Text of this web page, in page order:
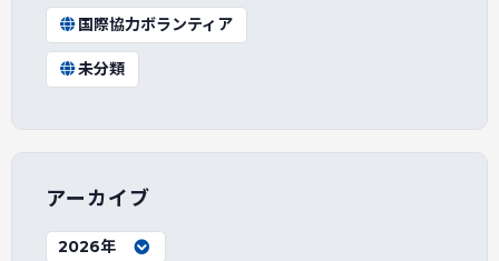
国際協力ボランティア
未分類
アーカイブ
2026年